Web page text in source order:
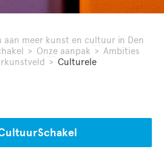
aan meer kunst en cultuur in Den
> Onze aanpak > Ambities
> Culturele